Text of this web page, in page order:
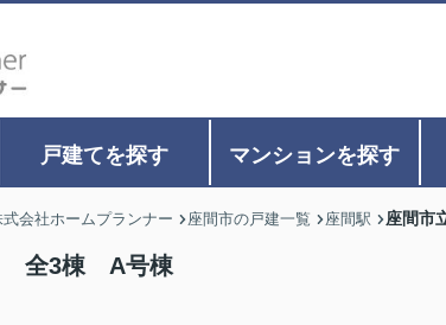
戸建てを探す マンションを探す
会社ホームプランナー 座間市の戸建一覧 座間駅 座間市
全3棟 A号棟